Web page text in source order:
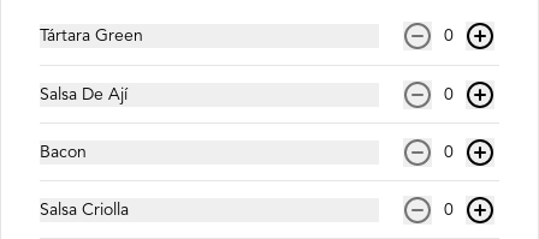
Tártara Green 0
Salsa De Ají 0
Bacon 0
Salsa Criolla 0